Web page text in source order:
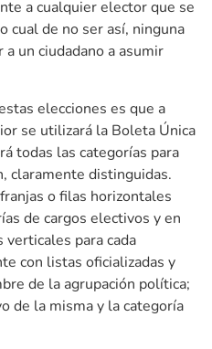
a cualquier elector que se
cual de no ser así, ninguna
un ciudadano a asumir
elecciones es que a
se utilizará la Boleta Única
todas las categorías para
claramente distinguidas.
o filas horizontales
de cargos electivos y en
verticales para cada
con listas oficializadas y
de la agrupación política;
de la misma y la categoría